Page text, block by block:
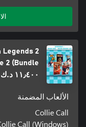
Legends 2
2 (Bundle)
١١٫٤٠٠ د.ك.‏
الألعاب المضمنة
Collie Call
Call (Windows)